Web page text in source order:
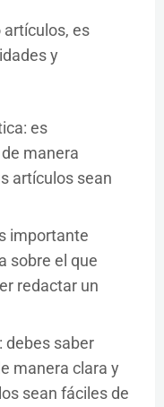
artículos, es
y
es
manera
artículos sean
importante
sobre el que
redactar un
debes saber
manera clara y
sean fáciles de